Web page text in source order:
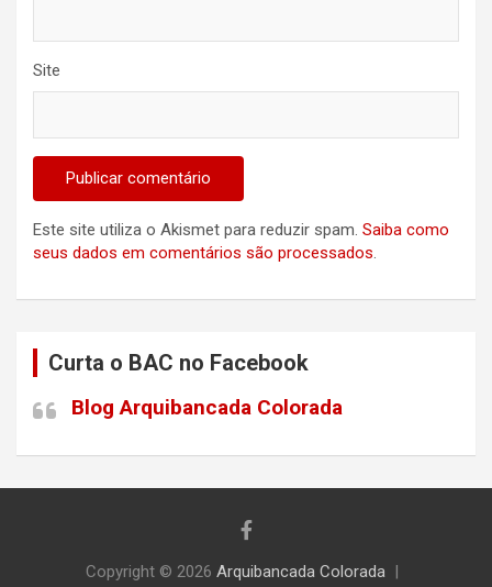
Site
Este site utiliza o Akismet para reduzir spam. Saiba como
seus dados em comentários são processados.
Curta o BAC no Facebook
Blog Arquibancada Colorada
Copyright © 2026 Arquibancada Colorada